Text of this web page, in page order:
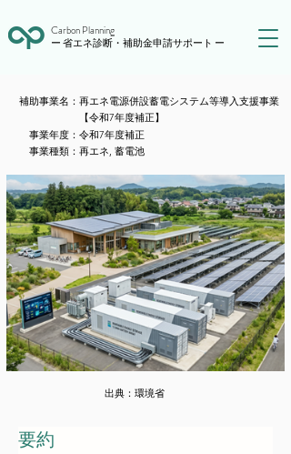
Carbon Planning
ー 省エネ診断・補助金申請サポート ー
​補助事業名： 再エネ電源併設蓄電システム等導入支援事業
【令和7年度補正】
​事業年度： 令和7年度補正
​事業種類： 再エネ, 蓄電池
出典： 環境省
要約